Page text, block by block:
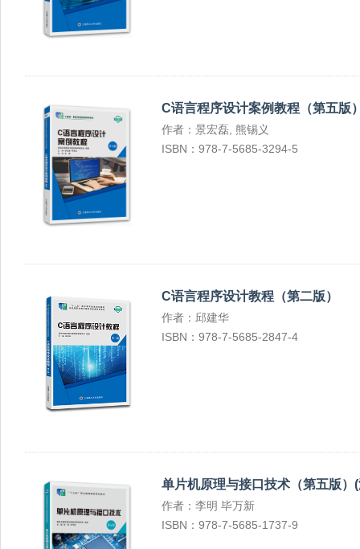
C语言程序设计案例教程（第五版
作者：景宏磊, 熊锡义
ISBN：978-7-5685-3294-5
C语言程序设计教程（第二版）
作者：邱建华
ISBN：978-7-5685-2847-4
单片机原理与接口技术（第五版）
作者：李明 毕万新
ISBN：978-7-5685-1737-9